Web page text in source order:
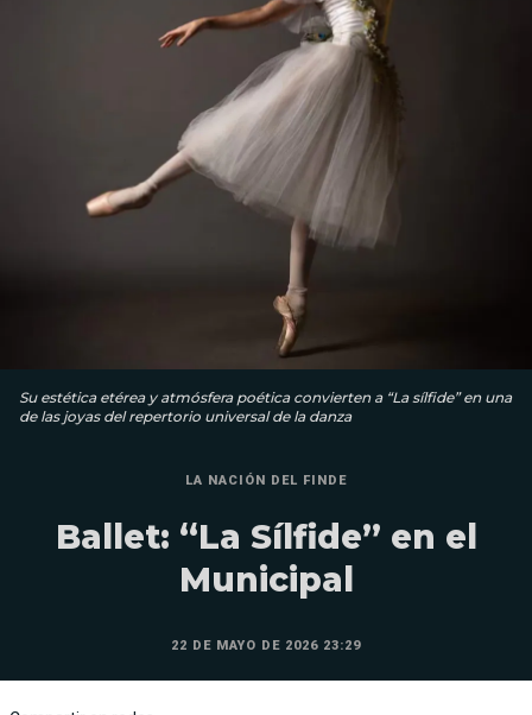
Su estética etérea y atmósfera poética convierten a “La sílfide” en una
de las joyas del repertorio universal de la danza
LA NACIÓN DEL FINDE
Ballet: “La Sílfide” en el
Municipal
22 DE MAYO DE 2026 23:29